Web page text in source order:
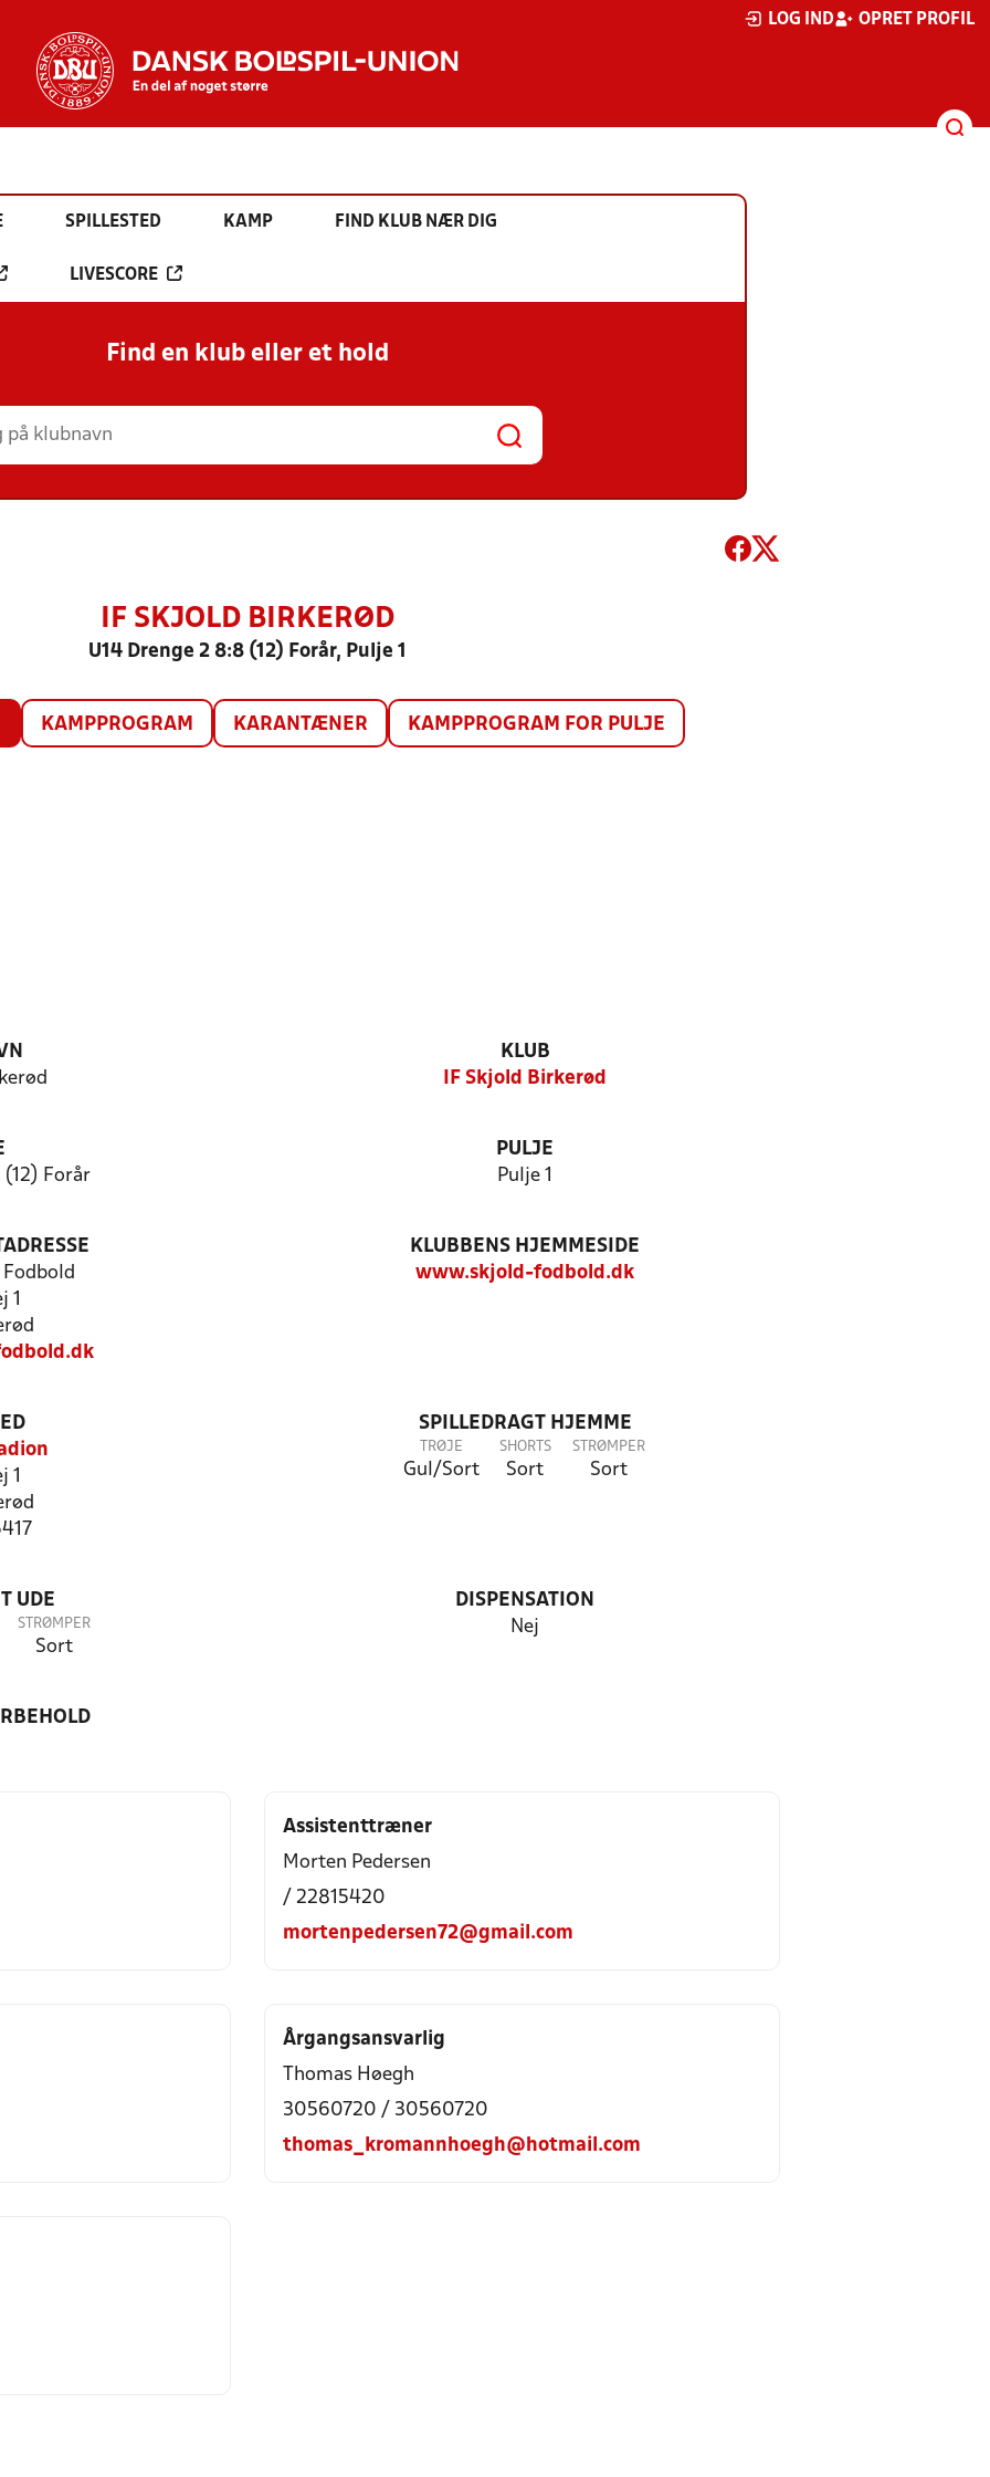
LOG IND OPRET PROFIL
SPILLESTED KAMP FIND KLUB NÆR DIG
LIVESCORE
Find en klub eller et hold
IF SKJOLD BIRKERØD
U14 Drenge 2 8:8 (12) Forår, Pulje 1
KAMPPROGRAM KARANTÆNER KAMPPROGRAM FOR PULJE
KLUB
IF Skjold Birkerød
(12) Forår
PULJE
Pulje 1
1
KLUBBENS HJEMMESIDE
www.skjold-fodbold.dk
1
SPILLEDRAGT HJEMME
TRØJE
Gul/Sort
SHORTS
Sort
STRØMPER
Sort
UDE
STRØMPER
Sort
DISPENSATION
Nej
Assistenttræner
Morten Pedersen
/ 22815420
mortenpedersen72@gmail.com
Årgangsansvarlig
Thomas Høegh
30560720 / 30560720
thomas_kromannhoegh@hotmail.com